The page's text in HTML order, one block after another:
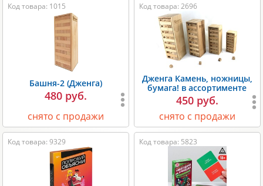
Код товара: 1015
Башня-2 (Дженга)
480 руб.
снято с продажи
Код товара: 2696
Дженга Камень, ножницы,
бумага! в ассортименте
450 руб.
снято с продажи
Код товара: 9329 Код товара: 5823